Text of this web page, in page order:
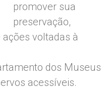
promover sua
preservação,
voltadas à
dos Museus
acessíveis.